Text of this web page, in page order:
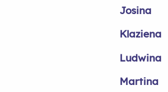
Josina
Klaziena
Ludwina
Martina